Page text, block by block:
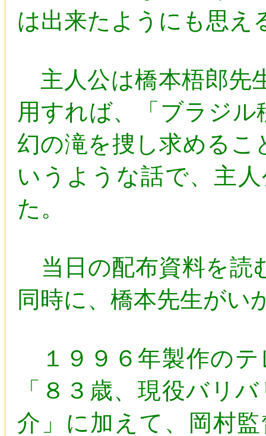
は出来たようにも思え
主人公は橋本梧郎先
用すれば、「ブラジ
幻の滝を捜し求めるこ
いうような話で、主
た。
当日の配布資料を読
同時に、橋本先生がい
１９９６年製作のテ
「８３歳、現役バリ
介」に加えて、岡村